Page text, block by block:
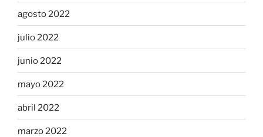
agosto 2022
julio 2022
junio 2022
mayo 2022
abril 2022
marzo 2022